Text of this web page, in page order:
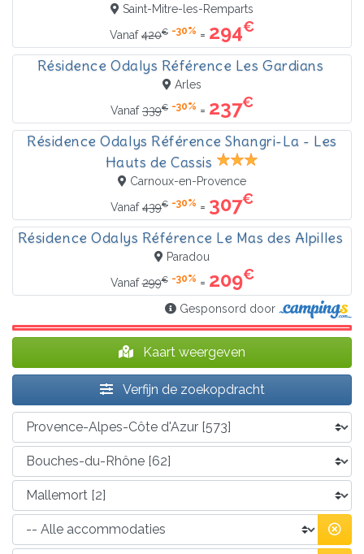
Saint-Mitre-les-Remparts
Vanaf420€ -30% = 294€
Résidence Odalys Référence Les Gardians
Arles
Vanaf339€ -30% = 237€
Résidence Odalys Référence Shangri-La - Les
Hauts de Cassis
Carnoux-en-Provence
Vanaf439€ -30% = 307€
Résidence Odalys Référence Le Mas des Alpilles
Paradou
Vanaf299€ -30% = 209€
Gesponsord door
Kaart weergeven
Verfijn de zoekopdracht